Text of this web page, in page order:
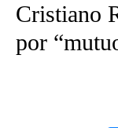
Cristiano
por